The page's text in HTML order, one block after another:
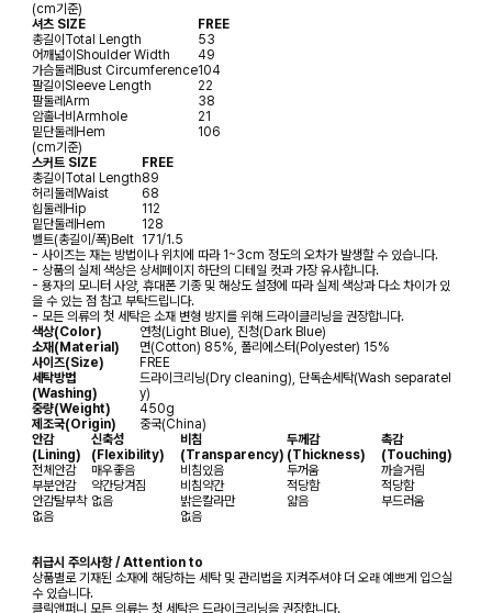
(cm기준)
셔츠 SIZE
FREE
총길이 Total Length
53
어깨넓이 Shoulder Width
49
가슴둘레 Bust Circumference104
팔길이 Sleeve Length
22
팔둘레 Arm
38
암홀너비 Armhole
21
밑단둘레 Hem
106
(cm기준)
스커트 SIZE
FREE
총길이 Total Length89
허리둘레 Waist
68
힙둘레 Hip
112
밑단둘레 Hem
128
벨트(총길이/폭) Belt 171/1.5
- 사이즈는 재는 방법이나 위치에 따라 1~3cm 정도의 오차가 발생할 수 있습니다.
- 상품의 실제 색상은 상세페이지 하단의 디테일 컷과 가장 유사합니다.
- 용자의 모니터 사양, 휴대폰 기종 및 해상도 설정에 따라 실제 색상과 다소 차이가 있
을 수 있는 점 참고 부탁드립니다.
- 모든 의류의 첫 세탁은 소재 변형 방지를 위해 드라이클리닝을 권장합니다.
색상(Color)
연청(Light Blue), 진청(Dark Blue)
소재(Material)
면(Cotton) 85%, 폴리에스터(Polyester) 15%
사이즈(Size)
FREE
세탁방법
(Washing)
드라이크리닝(Dry cleaning), 단독손세탁(Wash separatel
y)
중량(Weight)
450g
제조국(Origin)
중국(China)
안감
(Lining)
신축성
(Flexibility)
비침
(Transparency)
두께감
(Thickness)
촉감
(Touching)
전체안감
매우좋음 비침있음 두꺼움
까슬거림
부분안감
약간당겨짐 비침약간 적당함
적당함
안감탈부착 없음 밝은칼라만 얇음
부드러움
없음
없음
취급시 주의사항 / Attention to
상품별로 기재된 소재에 해당하는 세탁 및 관리법을 지켜주셔야 더 오래 예쁘게 입으실
수 있습니다.
클릭앤퍼니 모든 의류는 첫 세탁은 드라이크리닝을 권장합니다.